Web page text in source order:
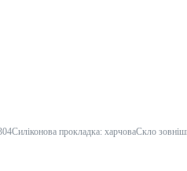
прокладка: харчоваСкло